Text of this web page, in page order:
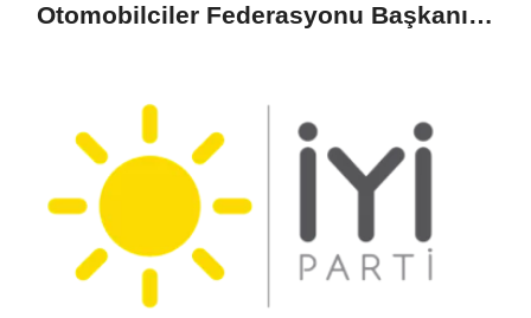
Otomobilciler Federasyonu Başkanı